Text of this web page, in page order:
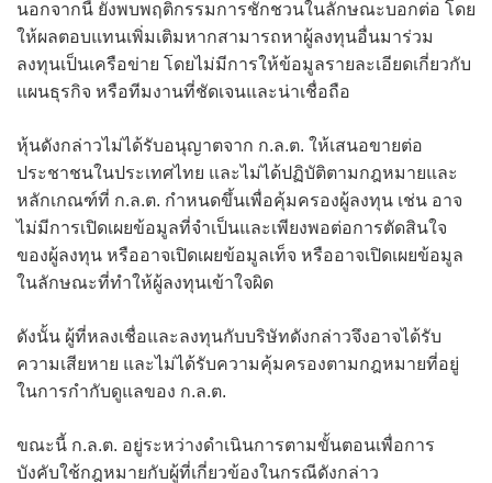
นอกจากนี้ ยังพบพฤติกรรมการชักชวนในลักษณะบอกต่อ โดย
ให้ผลตอบแทนเพิ่มเติมหากสามารถหาผู้ลงทุนอื่นมาร่วม
ลงทุนเป็นเครือข่าย โดยไม่มีการให้ข้อมูลรายละเอียดเกี่ยวกับ
แผนธุรกิจ หรือทีมงานที่ชัดเจนและน่าเชื่อถือ
หุ้นดังกล่าวไม่ได้รับอนุญาตจาก ก.ล.ต. ให้เสนอขายต่อ
ประชาชนในประเทศไทย และไม่ได้ปฏิบัติตามกฎหมายและ
หลักเกณฑ์ที่ ก.ล.ต. กำหนดขึ้นเพื่อคุ้มครองผู้ลงทุน เช่น อาจ
ไม่มีการเปิดเผยข้อมูลที่จำเป็นและเพียงพอต่อการตัดสินใจ
ของผู้ลงทุน หรืออาจเปิดเผยข้อมูลเท็จ หรืออาจเปิดเผยข้อมูล
ในลักษณะที่ทำให้ผู้ลงทุนเข้าใจผิด
ดังนั้น ผู้ที่หลงเชื่อและลงทุนกับบริษัทดังกล่าวจึงอาจได้รับ
ความเสียหาย และไม่ได้รับความคุ้มครองตามกฎหมายที่อยู่
ในการกำกับดูแลของ ก.ล.ต.
ขณะนี้ ก.ล.ต. อยู่ระหว่างดำเนินการตามขั้นตอนเพื่อการ
บังคับใช้กฎหมายกับผู้ที่เกี่ยวข้องในกรณีดังกล่าว